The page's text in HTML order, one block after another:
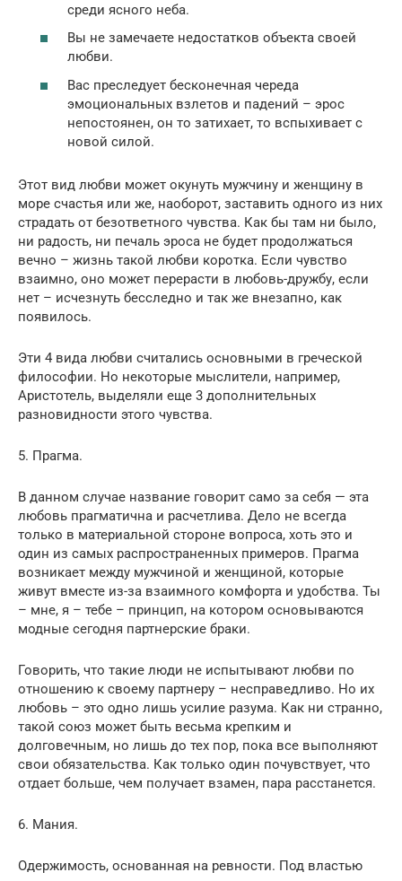
среди ясного неба.
Вы не замечаете недостатков объекта своей
любви.
Вас преследует бесконечная череда
эмоциональных взлетов и падений – эрос
непостоянен, он то затихает, то вспыхивает с
новой силой.
Этот вид любви может окунуть мужчину и женщину в
море счастья или же, наоборот, заставить одного из них
страдать от безответного чувства. Как бы там ни было,
ни радость, ни печаль эроса не будет продолжаться
вечно – жизнь такой любви коротка. Если чувство
взаимно, оно может перерасти в любовь-дружбу, если
нет – исчезнуть бесследно и так же внезапно, как
появилось.
Эти 4 вида любви считались основными в греческой
философии. Но некоторые мыслители, например,
Аристотель, выделяли еще 3 дополнительных
разновидности этого чувства.
5. Прагма.
В данном случае название говорит само за себя — эта
любовь прагматична и расчетлива. Дело не всегда
только в материальной стороне вопроса, хоть это и
один из самых распространенных примеров. Прагма
возникает между мужчиной и женщиной, которые
живут вместе из-за взаимного комфорта и удобства. Ты
– мне, я – тебе – принцип, на котором основываются
модные сегодня партнерские браки.
Говорить, что такие люди не испытывают любви по
отношению к своему партнеру – несправедливо. Но их
любовь – это одно лишь усилие разума. Как ни странно,
такой союз может быть весьма крепким и
долговечным, но лишь до тех пор, пока все выполняют
свои обязательства. Как только один почувствует, что
отдает больше, чем получает взамен, пара расстанется.
6. Мания.
Одержимость, основанная на ревности. Под властью